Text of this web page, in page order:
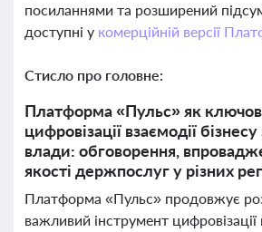
посиланнями та розширений
доступні у комерційній версії
Стисло про головне:
Платформа «Пульс» як
цифровізації взаємодії
влади: обговорення,
якості держпослуг у різних
Платформа «Пульс» продовжує
важливий інструмент цифровізації